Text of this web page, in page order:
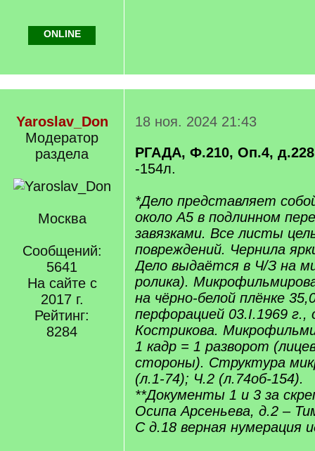
ONLINE
Yaroslav_Don
Модератор
раздела
Москва
Сообщений:
5641
На сайте с
2017 г.
Рейтинг:
8284
18 ноя. 2024 21:43
РГАДА, Ф.210, Оп.4, д.228
-154л.
*Дело представляет
около А5 в подлинном
завязками. Все листы
повреждений. Чернила
Дело выдаётся в Ч/З на
ролика).
на чёрно-белой плёнке
перфорацией 03.I.1969 г.,
Кострикова.
1 кадр = 1 разворот
стороны). Структура
(л.1-74); Ч.2 (л.74об-154).
**Документы 1 и 3 за
Осипа Арсеньева, д.2 –
С д.18 верная нумерация